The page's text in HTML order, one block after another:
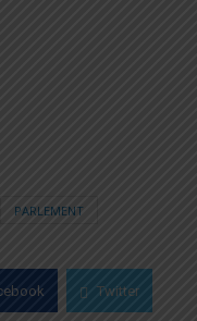
PARLEMENT
Twitter